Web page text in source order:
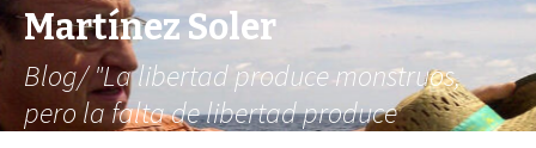
Martínez Soler
Blog/ "La libertad produce monstruos,
pero la falta de libertad produce